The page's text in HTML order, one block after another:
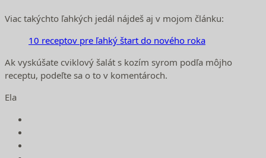
Viac takýchto ľahkých jedál nájdeš aj v mojom článku:
10 receptov pre ľahký štart do nového roka
Ak vyskúšate cviklový šalát s kozím syrom podľa môjho
receptu, podeľte sa o to v komentároch.
Ela